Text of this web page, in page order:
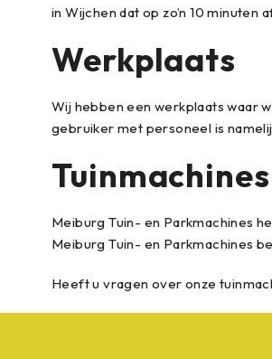
in Wijchen dat op zo’n 10 minuten
Werkplaats
Wij hebben een werkplaats waar
gebruiker met personeel is
Meiburg Tuin- en Parkmachines
Meiburg Tuin- en Parkmachines
Heeft u vragen over onze